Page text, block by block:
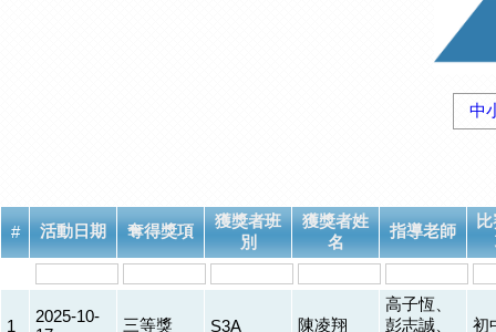
中
# 活動日期 奪得獎項
獲獎者班
別
獲獎者姓
名
指導老師
比
1
2025-10-
三等獎 S3A 陳凌翔
高子恆、
彭志誠、
初